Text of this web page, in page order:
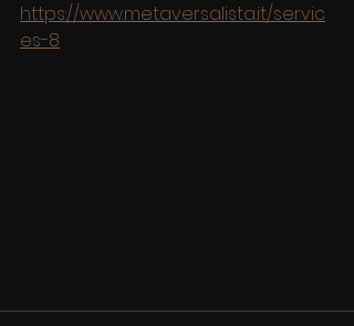
https://www.metaversalista.it/servic
es-8